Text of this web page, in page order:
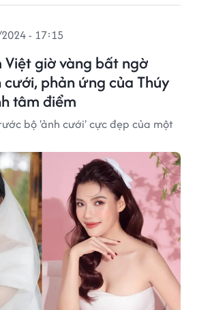
Việt giờ vàng bất ngờ
phản ứng của Thúy
tâm điểm
- 17:15
bộ 'ảnh cưới' cực đẹp của một